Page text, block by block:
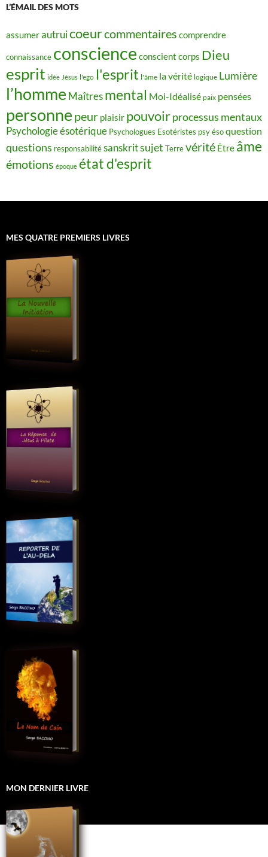
L’ÉMAIL DES MOTS
assumerautruicoeurcommentaires comprendre
connaissance conscience conscient corps Dieu
esprit idée Jésus l'ego l'esprit l'âme la vérité logique Lumière
l’homme Maîtres mental Moi-Idéalisé paix pensées
personne peur plaisir pouvoirprocessus mentaux
Psychologie ésotérique Psychologues Esotéristes psy ésoquestion
questions responsabilitésanskritsujet Terrevérité Être âme
émotions époque état d'esprit
MES QUATRE PREMIERS LIVRES
MON DERNIER LIVRE